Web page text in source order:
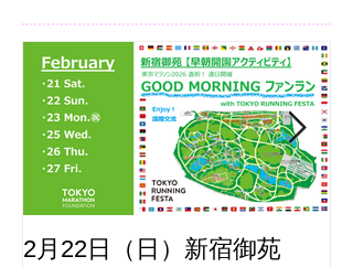
2月22日（日）新宿御苑